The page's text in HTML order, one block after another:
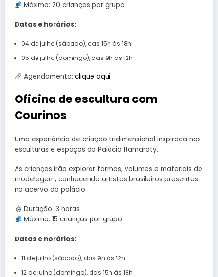
Máximo: 20 crianças por grupo
Datas e horários:
04 de julho (sábado), das 15h às 18h
05 de julho (domingo), das 9h às 12h
Agendamento:clique aqui
Oficina de escultura com
Courinos
Uma experiência de criação tridimensional inspirada nas
esculturas e espaços do Palácio Itamaraty.
As crianças irão explorar formas, volumes e materiais de
modelagem, conhecendo artistas brasileiros presentes
no acervo do palácio.
Duração: 3 horas
Máximo: 15 crianças por grupo
Datas e horários:
11 de julho (sábado), das 9h às 12h
12 de julho (domingo), das 15h às 18h